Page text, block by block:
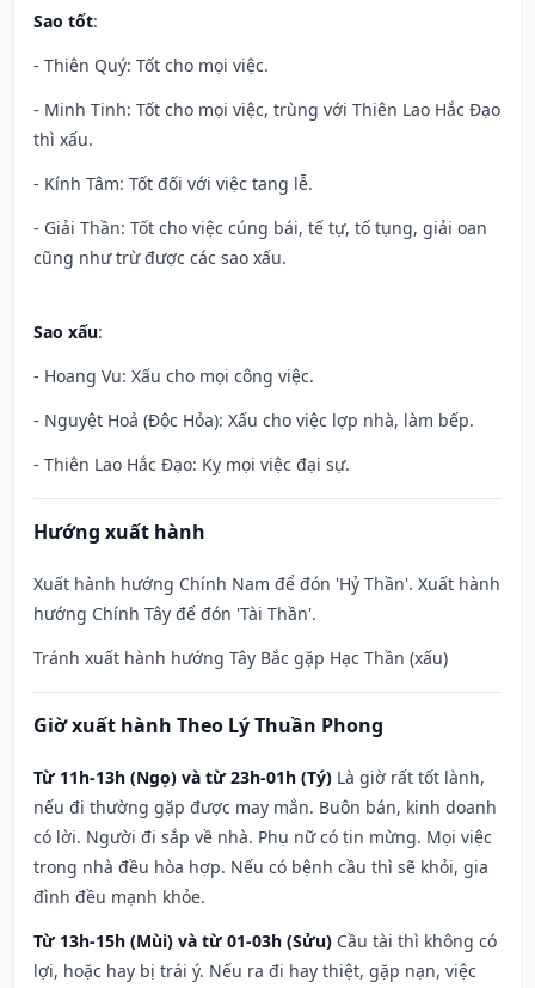
Sao tốt:
- Thiên Quý: Tốt cho mọi việc.
- Minh Tinh: Tốt cho mọi việc, trùng với Thiên Lao Hắc Đạo
thì xấu.
- Kính Tâm: Tốt đối với việc tang lễ.
- Giải Thần: Tốt cho việc cúng bái, tế tự, tố tụng, giải oan
cũng như trừ được các sao xấu.
Sao xấu:
- Hoang Vu: Xấu cho mọi công việc.
- Nguyệt Hoả (Độc Hỏa): Xấu cho việc lợp nhà, làm bếp.
- Thiên Lao Hắc Đạo: Kỵ mọi việc đại sự.
Hướng xuất hành
Xuất hành hướng Chính Nam để đón 'Hỷ Thần'. Xuất hành
hướng Chính Tây để đón 'Tài Thần'.
Tránh xuất hành hướng Tây Bắc gặp Hạc Thần (xấu)
Giờ xuất hành Theo Lý Thuần Phong
Từ 11h-13h (Ngọ) và từ 23h-01h (Tý) Là giờ rất tốt lành,
nếu đi thường gặp được may mắn. Buôn bán, kinh doanh
có lời. Người đi sắp về nhà. Phụ nữ có tin mừng. Mọi việc
trong nhà đều hòa hợp. Nếu có bệnh cầu thì sẽ khỏi, gia
đình đều mạnh khỏe.
Từ 13h-15h (Mùi) và từ 01-03h (Sửu) Cầu tài thì không có
lợi, hoặc hay bị trái ý. Nếu ra đi hay thiệt, gặp nạn, việc